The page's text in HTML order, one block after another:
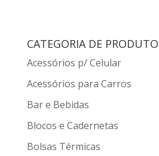
CATEGORIA DE
Acessórios p/ Celular
Acessórios para Carros
Bar e Bebidas
Blocos e Cadernetas
Bolsas Térmicas